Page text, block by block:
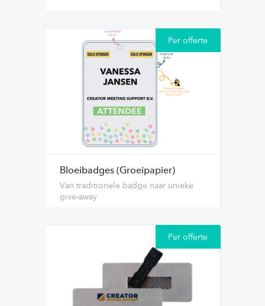
Per offerte
Bloeibadges (Groeipapier)
Van traditionele badge naar unieke
give-away
Per offerte